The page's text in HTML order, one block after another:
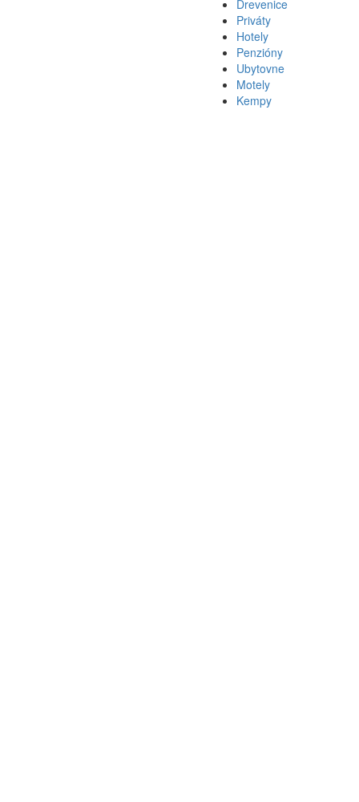
Drevenice
Priváty
Hotely
Penzióny
Ubytovne
Motely
Kempy